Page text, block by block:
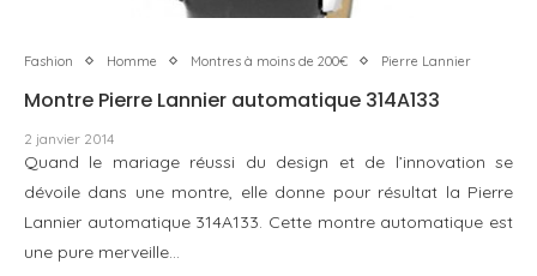
Fashion Homme Montres à moins de 200€ Pierre Lannier
Montre Pierre Lannier automatique 314A133
2 janvier 2014
Quand le mariage réussi du design et de l’innovation se
dévoile dans une montre, elle donne pour résultat la Pierre
Lannier automatique 314A133. Cette montre automatique est
une pure merveille…